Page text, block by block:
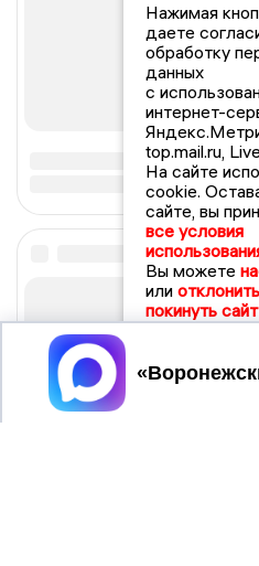
Нажимая
даете
обработку
данных
с
интернет-
top.mail.ru,
На сайте
cookie.
сайте, вы
все условия
Вы можете
или
покинуть сайт
Принять